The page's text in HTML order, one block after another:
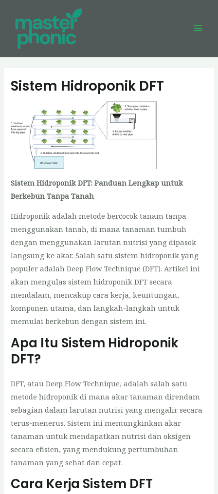
content
Sistem Hidroponik DFT
Sistem Hidroponik DFT: Panduan Lengkap untuk
Berkebun Tanpa Tanah
Hidroponik adalah metode bercocok tanam tanpa
menggunakan tanah, di mana tanaman tumbuh
dengan menggunakan larutan nutrisi yang dipasok
langsung ke akar. Salah satu sistem hidroponik yang
populer adalah Deep Flow Technique (DFT). Artikel ini
akan mengulas sistem hidroponik DFT secara
mendalam, mencakup cara kerja, keuntungan,
komponen utama, dan langkah-langkah untuk
memulai berkebun dengan sistem ini.
Apa Itu Sistem Hidroponik
DFT?
DFT, atau Deep Flow Technique, adalah salah satu
metode hidroponik di mana akar tanaman direndam
sebagian dalam larutan nutrisi yang mengalir secara
terus-menerus. Sistem ini memungkinkan akar
tanaman untuk mendapatkan nutrisi dan oksigen
secara efisien, yang mendukung pertumbuhan
tanaman yang sehat dan cepat.
Cara Kerja Sistem DFT